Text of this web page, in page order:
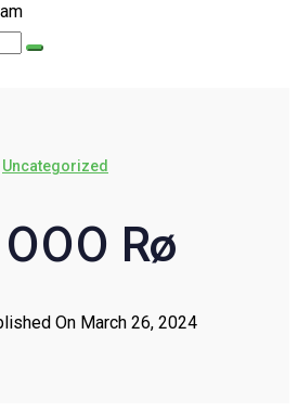
Uncategorized
Rø
On March 26, 2024